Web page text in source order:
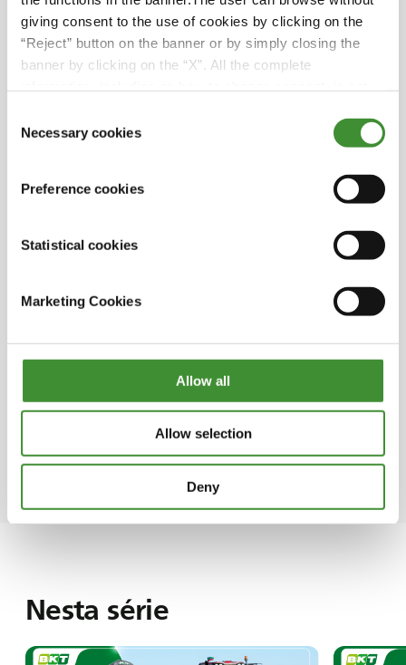
giving consent to the use of cookies by clicking on the
“Reject” button on the banner or by simply closing the
banner by clicking on the “X”. All the complete
Selection
Necessary cookies
Preference cookies
Statistical cookies
Marketing Cookies
Allow all
Allow selection
Deny
Michael começa o seu dia às 6 da manhã,
coordenando o carregamento dos camiões,
Nos dias de maior atividade, a sua equipa
PM 90 ao empilhar contentores na altura
Para ele, os pneus PORTMAX PM 90 garantem
quaisquer condições meteorológicas.
Links úteis
Nesta série